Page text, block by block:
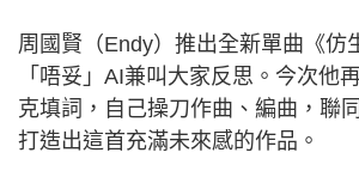
周國賢（Endy）推出全新單曲《仿
「唔妥」AI兼叫大家反思。今次他
克填詞，自己操刀作曲、編曲，聯
打造出這首充滿未來感的作品。